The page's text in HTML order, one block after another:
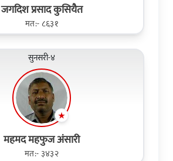
जगदिश प्रसाद कुसियैत
मत:- ८६३१
सुनसरी-४
महमद महफुज अंसारी
मत:- ३४३२